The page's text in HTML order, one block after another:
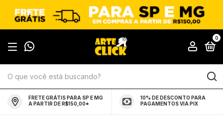
0
FRETE GRÁTIS PARA SP E MG
A PARTIR DE R$150,00*
10% DE DESCONTO PARA
PAGAMENTOS VIA PIX